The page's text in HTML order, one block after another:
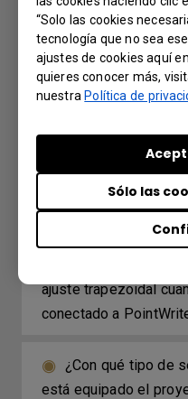
“Solo las cookies
tecnología que no sea
ajustes de cookies aquí
quieres conocer más,
nuestraPolítica de
Sólo las
Mi control remoto
puede hacer para
¿Puedo controlar
¿Qué mensajes
mostrarse después
"Mensaje
ajuste trapezoidal
conectado a
¿Con qué tipo de
está equipado el